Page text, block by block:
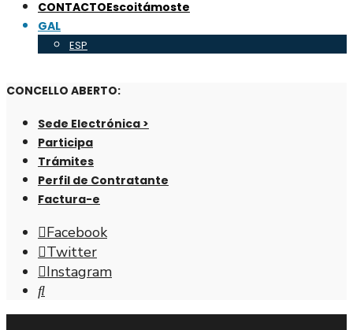
CONTACTOEscoitámoste
GAL
ESP
CONCELLO ABERTO:
Sede Electrónica >
Participa
Trámites
Perfil de Contratante
Factura-e
Facebook
Twitter
Instagram
Abrir